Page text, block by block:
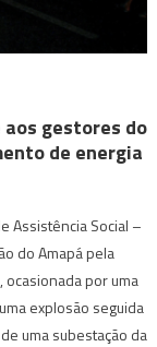
gestores do
de energia
Assistência Social –
do Amapá pela
por uma
explosão seguida
uma subestação da